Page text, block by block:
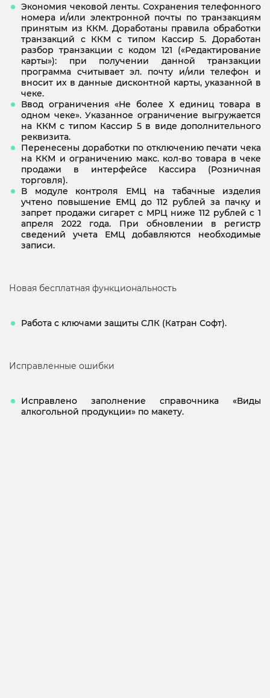
Экономия чековой ленты. Сохранения телефонного
номера и/или электронной почты по транзакциям
принятым из ККМ. Доработаны правила обработки
транзакций с ККМ с типом Кассир 5. Доработан
разбор транзакции с кодом 121 («Редактирование
карты»): при получении данной транзакции
программа считывает эл. почту и/или телефон и
вносит их в данные дисконтной карты, указанной в
чеке.
Ввод ограничения «Не более Х единиц товара в
одном чеке». Указанное ограничение выгружается
на ККМ с типом Кассир 5 в виде дополнительного
реквизита.
Перенесены доработки по отключению печати чека
на ККМ и ограничению макс. кол-во товара в чеке
продажи в интерфейсе Кассира (Розничная
торговля).
В модуле контроля ЕМЦ на табачные изделия
учтено повышение ЕМЦ до 112 рублей за пачку и
запрет продажи сигарет с МРЦ ниже 112 рублей с 1
апреля 2022 года. При обновлении в регистр
сведений учета ЕМЦ добавляются необходимые
записи.
Новая бесплатная функциональность
Работа с ключами защиты СЛК (Катран Софт).
Исправленные ошибки
Исправлено заполнение справочника «Виды
алкогольной продукции» по макету.